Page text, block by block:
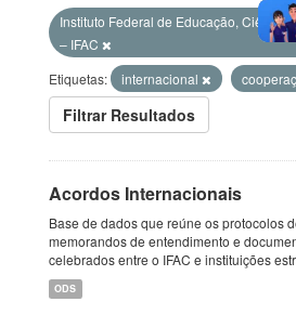
Instituto Federal de Educação, Ciência
– IFAC
Etiquetas:
internacional
Filtrar Resultados
Acordos Internacionais
Base de dados que reúne os protocolos
memorandos de entendimento e
celebrados entre o IFAC e instituições
ODS